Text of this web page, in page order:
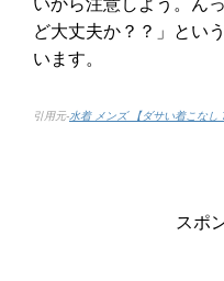
いから注意しよう。ん
ど大丈夫か？？」とい
います。
引用元-水着 メンズ 【ダサい着こなし
スポ